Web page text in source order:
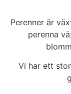
Perenner är
perenna
Vi har ett